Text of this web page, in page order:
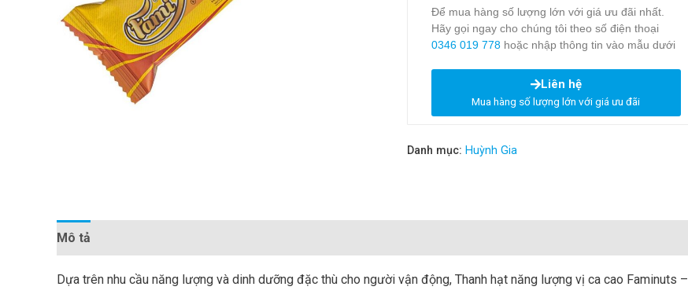
Để mua hàng số lượng lớn với giá ưu đãi nhất.
Hãy gọi ngay cho chúng tôi theo số điện thoại
0346 019 778hoặc nhập thông tin vào mẫu dưới
Liên hệ
Mua hàng số lượng lớn với giá ưu đãi
Danh mục: Huỳnh Gia
Mô tả
Dựa trên nhu cầu năng lượng và dinh dưỡng đặc thù cho người vận động, Thanh hạt năng lượng vị ca cao Faminuts –